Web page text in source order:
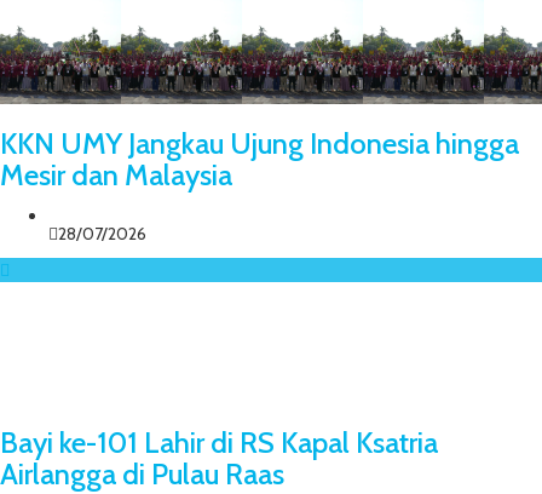
KKN UMY Jangkau Ujung Indonesia hingga
Mesir dan Malaysia
28/07/2026
Bayi ke-101 Lahir di RS Kapal Ksatria
Airlangga di Pulau Raas